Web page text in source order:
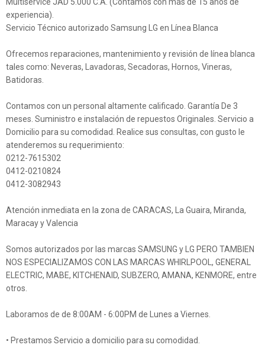
Multiservice JAD 5.000 C.A. (Contamos con más de 15 años de
experiencia).
Servicio Técnico autorizado Samsung LG en Línea Blanca
Ofrecemos reparaciones, mantenimiento y revisión de línea blanca
tales como: Neveras, Lavadoras, Secadoras, Hornos, Vineras,
Batidoras.
Contamos con un personal altamente calificado. Garantía De 3
meses. Suministro e instalación de repuestos Originales. Servicio a
Domicilio para su comodidad. Realice sus consultas, con gusto le
atenderemos su requerimiento:
0212-7615302
0412-0210824
0412-3082943
Atención inmediata en la zona de CARACAS, La Guaira, Miranda,
Maracay y Valencia
Somos autorizados por las marcas SAMSUNG y LG PERO TAMBIEN
NOS ESPECIALIZAMOS CON LAS MARCAS WHIRLPOOL, GENERAL
ELECTRIC, MABE, KITCHENAID, SUBZERO, AMANA, KENMORE, entre
otros.
Laboramos de de 8:00AM - 6:00PM de Lunes a Viernes.
• Prestamos Servicio a domicilio para su comodidad.